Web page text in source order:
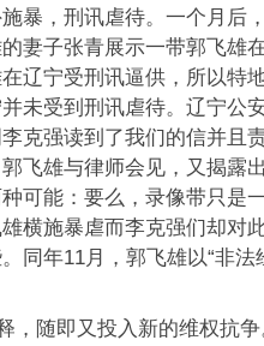
暴，刑讯虐待。一个月后
妻子张青展示一带郭飞雄
辽宁受刑讯逼供，所以特
未受到刑讯虐待。辽宁公
克强读到了我们的信并且
飞雄与律师会见，又揭露
可能：要么，录像带只是
横施暴虐而李克强们却对
同年11月，郭飞雄以“非法
，随即又投入新的维权抗